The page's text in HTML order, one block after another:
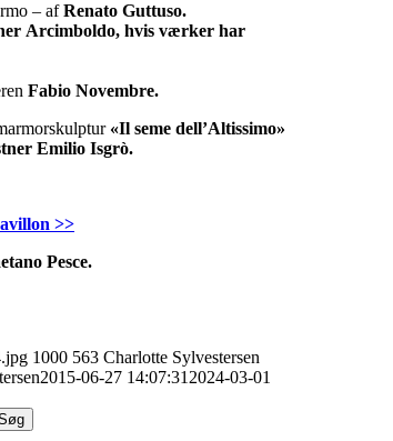
– afRenato Guttuso.
Arcimboldo, hvis værker har
Fabio Novembre.
«Il seme dell’Altissimo»
Emilio Isgrò.
>>
Pesce.
1000 563 Charlotte Sylvestersen
2015-06-27 14:07:31 2024-03-01